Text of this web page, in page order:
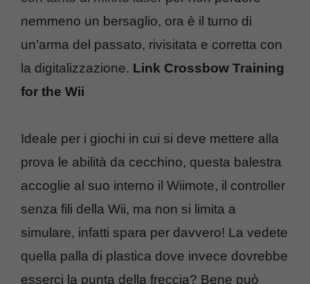
nemmeno un bersaglio, ora è il turno di
un’arma del passato, rivisitata e corretta con
la digitalizzazione. Link Crossbow Training
for the Wii
Ideale per i giochi in cui si deve mettere alla
prova le abilità da cecchino, questa balestra
accoglie al suo interno il Wiimote, il controller
senza fili della Wii, ma non si limita a
simulare, infatti spara per davvero! La vedete
quella palla di plastica dove invece dovrebbe
esserci la punta della freccia? Bene può